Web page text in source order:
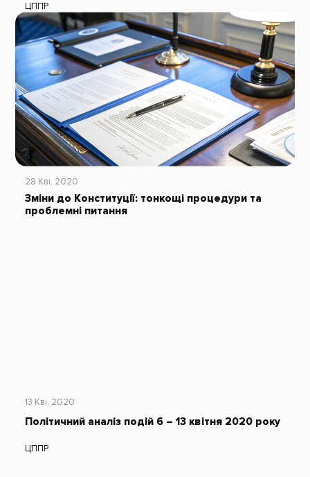
ЦППР
28 Кві, 2020
Зміни до Конституції: тонкощі процедури та
проблемні питання
13 Кві, 2020
Політичний аналіз подій 6 – 13 квітня 2020 року
ЦППР